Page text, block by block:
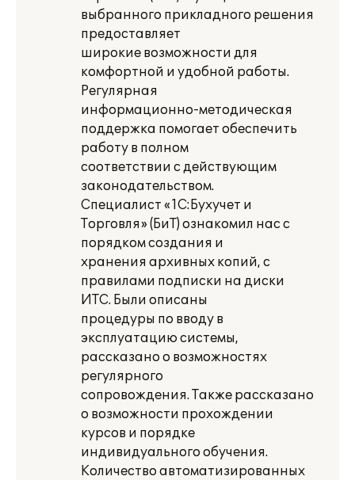
выбранного прикладного решения
предоставляет
широкие возможности для
комфортной и удобной работы.
Регулярная
информационно-методическая
поддержка помогает обеспечить
работу в полном
соответствии с действующим
законодательством.
Специалист «1С:Бухучет и
Торговля» (БиТ) ознакомил нас с
порядком создания и
хранения архивных копий, с
правилами подписки на диски
ИТС. Были описаны
процедуры по вводу в
эксплуатацию системы,
рассказано о возможностях
регулярного
сопровождения. Также рассказано
о возможности прохождении
курсов и порядке
индивидуального обучения.
Количество автоматизированных